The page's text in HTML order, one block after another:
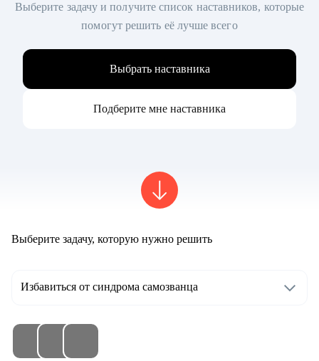
Выберите задачу и получите список наставников, которые
помогут решить её лучше всего
Выбрать наставника
Подберите мне наставника
Выберите задачу, которую нужно решить
Избавиться от синдрома самозванца